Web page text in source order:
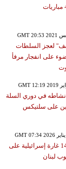
لعجز السلطات
على انفجار مرفأ
في دوري السلة
على سلتيكس
قتيلان ومصابون جراء 14 غارة إسرائيلية على
لبنان